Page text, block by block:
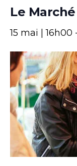
Le
15 mai | 16h00